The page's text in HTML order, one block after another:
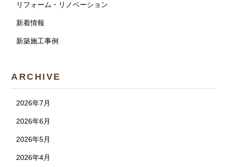
リフォーム・リノベーション
新着情報
新築施工事例
ARCHIVE
2026年7月
2026年6月
2026年5月
2026年4月